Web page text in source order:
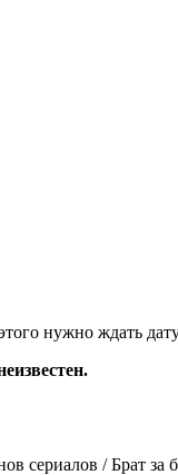
нужно ждать
сериалов / Брат за